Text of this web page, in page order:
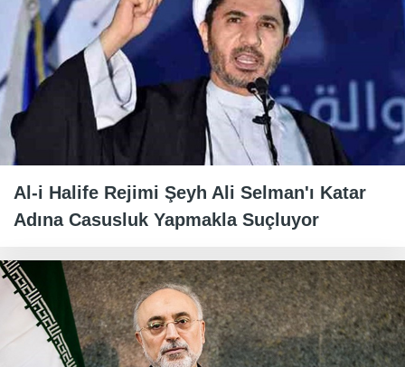
Al-i Halife Rejimi Şeyh Ali Selman'ı Katar
Adına Casusluk Yapmakla Suçluyor